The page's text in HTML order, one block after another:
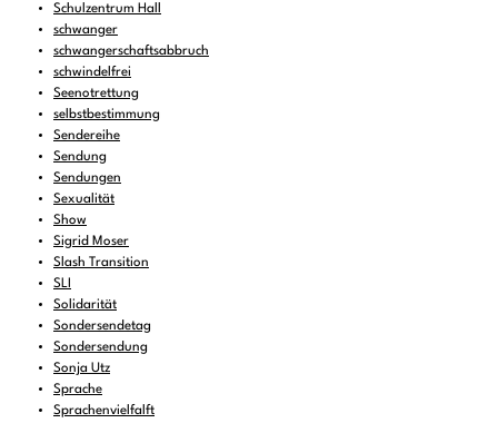
Schulzentrum Hall
schwanger
schwangerschaftsabbruch
schwindelfrei
Seenotrettung
selbstbestimmung
Sendereihe
Sendung
Sendungen
Sexualität
Show
Sigrid Moser
Slash Transition
SLI
Solidarität
Sondersendetag
Sondersendung
Sonja Utz
Sprache
Sprachenvielfalft